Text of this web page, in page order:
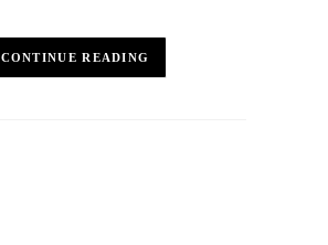
CONTINUE READING